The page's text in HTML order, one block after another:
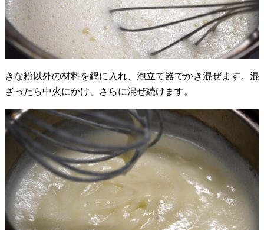
きな粉以外の材料を鍋に入れ、泡立て器でかき混ぜます。混
ざったら中火にかけ、さらに混ぜ続けます。